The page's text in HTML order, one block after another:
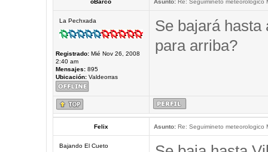
oBarco Asunto:Re: Seguimineto meteorologico
La Pechxada
Registrado:Mié Nov 26, 2008
2:40 am
Mensajes:895
Ubicación:Valdeorras
Se bajará hasta
para arriba?
Felix Asunto:Re: Seguimineto meteorologico
Bajando El Cueto